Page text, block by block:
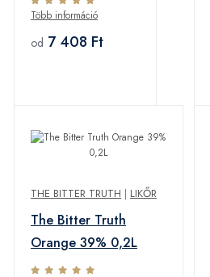
Több információ
od 7 408 Ft
THE BITTER TRUTH | LIKŐR
The Bitter Truth
Orange 39% 0,2L